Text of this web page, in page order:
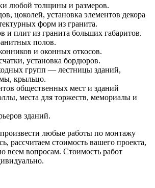
любой толщины и размеров.
цоколей, установка элементов декора
форм из гранита.
и плит из гранита больших габаритов.
полов.
и оконных откосов.
установка бордюров.
групп — лестницы зданий,
крыльцо.
общественных мест и зданий
места для торжеств, мемориалы и
зданий.
произвести любые работы по монтажу
рассчитаем стоимость вашего проекта,
всем вопросам. Стоимость работ